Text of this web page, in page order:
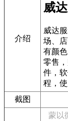
介绍
威
威达
场、
有颜
零售
件，
程，
截图
蒙以